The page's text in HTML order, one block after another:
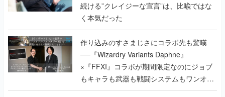
続ける”クレイジーな宣言”は、比喩ではな
く本気だった
作り込みのすさまじさにコラボ先も驚嘆
──『Wizardry Variants Daphne』
×『FFXI』コラボが期間限定なのにジョブ
もキャラも武器も戦闘システムもワンオフ
で作り込まれた理由を両ディレクターに聞